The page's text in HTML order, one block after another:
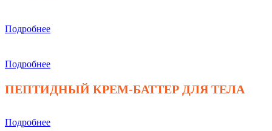
Подробнее
Подробнее
ПЕПТИДНЫЙ КРЕМ-БАТТЕР ДЛЯ ТЕЛА
Подробнее